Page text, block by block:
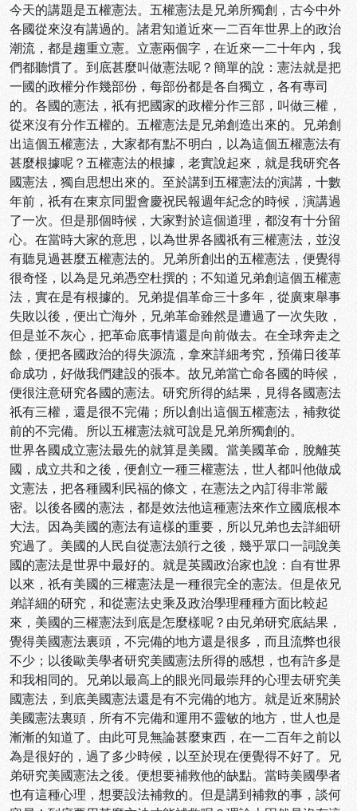
今天的講題是五權憲法。五權憲法是兄弟所獨創，古今中外
各國從來沒有講過的。諸君知道近來一二百年世界上的政治
潮流，都是趨重立憲。立憲兩個字，在近來一二十年內，我
們都聽慣了。到底甚麼叫做憲法呢？簡單的說：憲法就是把
一國的政權分作幾部份，每部份都是各自獨立，各有專司
的。各國的憲法，祇有把國家的政權分作三部，叫做三權，
從來沒有分作五權的。五權憲法是兄弟創造出來的。兄弟創
出這個五權憲法，大家都有點不明白，以為這個五權憲法有
甚麼根據呢？五權憲法的根據，老實說起來，就是我研究各
國憲法，獨自思想出來的。至於講到五權憲法的演講，十數
年前，祇有在東京同盟會慶祝民報週年紀念的時候，演講過
了一次。但是那個時候，大家對於這個道理，都沒有十分留
心。在當時大家的意思，以為世界各國祇有三權憲法，並沒
有聽見過甚麼五權憲法的。兄弟所創出的五權憲法，便覺得
很奇怪，以為是兄弟憑空杜撰的；不知道兄弟創這個五權憲
法，實在是有根據的。兄弟提倡革命三十多年，從廣東舉事
失敗以後，便出亡海外，兄弟革命雖然是遭過了一次失敗，
但是並不灰心，把革命底事情還是向前做去。在全球奔走之
餘，便把各國政治的得失源流，拿來詳細考究，預備日後革
命成功，好做我們建設的張本。故兄弟當亡命各國的時候，
便很注意研究各國的憲法。研究所得的結果，見得各國憲法
祇有三權，還是很不完備；所以創出這個五權憲法，補救從
前的不完備。所以五權憲法就可說是兄弟所獨創的。
世界各國成立憲法最先的就算是美國。當美國革命，脫離英
國，成立共和之後，便創立一種三權憲法，世人都叫他做成
文憲法，把各種國利民福的條文，在憲法之內訂得非常嚴
密。以後各國的憲法，都是效法他這種憲法來作立國底根本
大法。因為美國的憲法有這樣的重要，所以兄弟也去詳細研
究過了。美國的人民自從憲法頒行之後，幾乎眾口一詞說美
國的憲法是世界中最好的。就是英國政治家也說：自有世界
以來，祇有美國的三權憲法是一種很完全的憲法。但是依兄
弟詳細的研究，和從憲法史乘及政治學理種種方面比較起
來，美國的三權憲法到底是怎麼樣呢？由兄弟研究底結果，
覺得美國憲法裏頭，不完備的地方還是很多，而且流弊也很
不少；以後歐美學者研究美國憲法所得的感想，也有許多是
和我相同的。兄弟以最高上的眼光同最崇拜的心理去研究美
國憲法，到底美國憲法還是有不完備的地方。就是近來關於
美國憲法裏頭，所有不完備和運用不靈敏的地方，世人也是
漸漸的知道了。由此可見無論甚麼東西，在一二百年之前以
為是很好的，過了多少時候，以至於現在便覺得不好了。兄
弟研究美國憲法之後。便想要補救他的缺點。當時美國學者
也有這種心理，想要設法補救的。但是講到補救的事，談何